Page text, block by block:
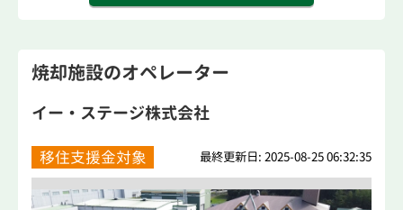
焼却施設のオペレーター
イー・ステージ株式会社
移住支援金対象 最終更新日: 2025-08-25 06:32:35